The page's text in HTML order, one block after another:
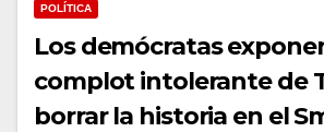
POLÍTICA
Los demócratas
complot intolerante de
borrar la historia en el